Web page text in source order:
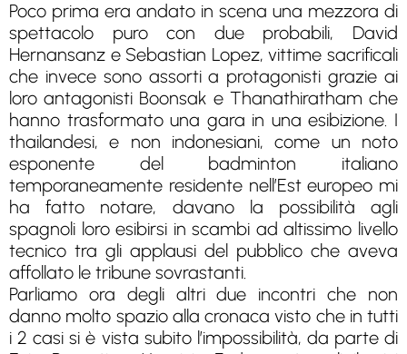
Poco prima era andato in scena una mezzora di
spettacolo puro con due probabili, David
Hernansanz e Sebastian Lopez, vittime sacrificali
che invece sono assorti a protagonisti grazie ai
loro antagonisti Boonsak e Thanathiratham che
hanno trasformato una gara in una esibizione. I
thailandesi, e non indonesiani, come un noto
esponente del badminton italiano
temporaneamente residente nell’Est europeo mi
ha fatto notare, davano la possibilità agli
spagnoli loro esibirsi in scambi ad altissimo livello
tecnico tra gli applausi del pubblico che aveva
affollato le tribune sovrastanti.
Parliamo ora degli altri due incontri che non
danno molto spazio alla cronaca visto che in tutti
i 2 casi si è vista subito l’impossibilità, da parte di